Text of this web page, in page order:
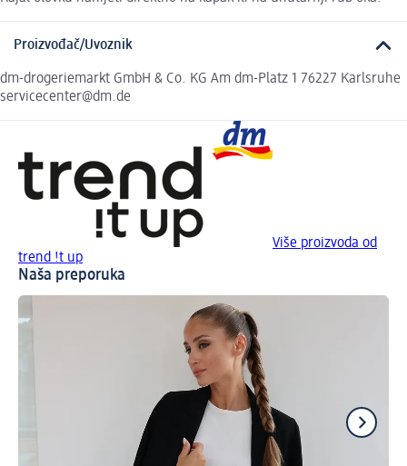
Proizvođač/Uvoznik
dm-drogeriemarkt GmbH & Co. KG Am dm-Platz 1 76227 Karlsruhe
servicecenter@dm.de
Više proizvoda od
trend !t up
Naša preporuka